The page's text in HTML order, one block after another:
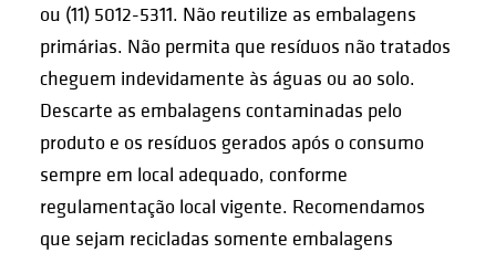
ou (11) 5012-5311. Não reutilize as embalagens
primárias. Não permita que resíduos não tratados
cheguem indevidamente às águas ou ao solo.
Descarte as embalagens contaminadas pelo
produto e os resíduos gerados após o consumo
sempre em local adequado, conforme
regulamentação local vigente. Recomendamos
que sejam recicladas somente embalagens